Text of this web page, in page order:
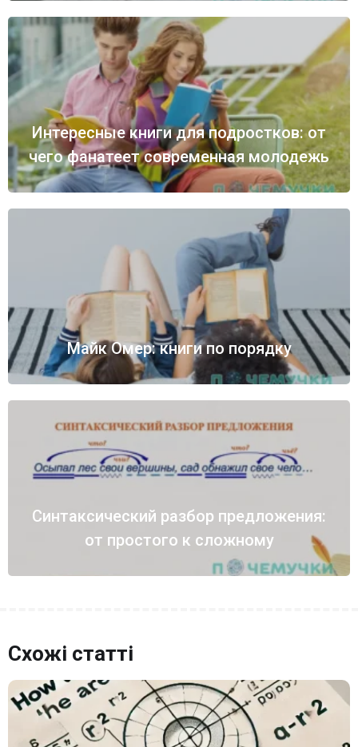
Интересные книги для подростков: от
чего фанатеет современная молодежь
Майк Омер: книги по порядку
Синтаксический разбор предложения:
от простого к сложному
Схожі статті